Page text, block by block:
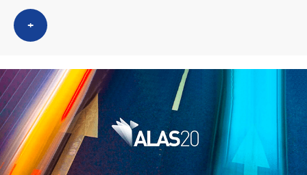
i
n
g
u
+